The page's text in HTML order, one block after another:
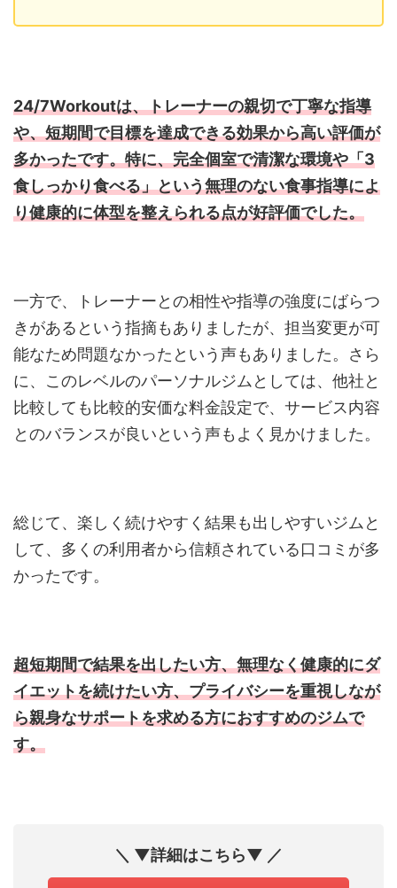
24/7Workoutは、トレーナーの親切で丁寧な指導
や、短期間で目標を達成できる効果から高い評価が
多かったです。特に、完全個室で清潔な環境や「3
食しっかり食べる」という無理のない食事指導によ
り健康的に体型を整えられる点が好評価でした。
一方で、トレーナーとの相性や指導の強度にばらつ
きがあるという指摘もありましたが、担当変更が可
能なため問題なかったという声もありました。さら
に、このレベルのパーソナルジムとしては、他社と
比較しても比較的安価な料金設定で、サービス内容
とのバランスが良いという声もよく見かけました。
総じて、楽しく続けやすく結果も出しやすいジムと
して、多くの利用者から信頼されている口コミが多
かったです。
超短期間で結果を出したい方、無理なく健康的にダ
イエットを続けたい方、プライバシーを重視しなが
ら親身なサポートを求める方におすすめのジムで
す。
＼ ▼詳細はこちら▼ ／